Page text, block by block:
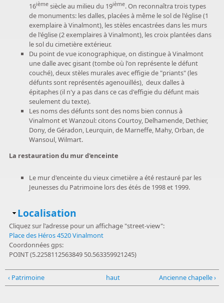
16ième siècle au milieu du 19ième. On reconnaîtra trois types
de monuments: les dalles, placées à même le sol de l'église (1
exemplaire à Vinalmont), les stèles encastrées dans les murs
de l'église (2 exemplaires à Vinalmont), les croix plantées dans
le sol du cimetière extérieur.
Du point de vue iconographique, on distingue à Vinalmont
une dalle avec gisant (tombe où l'on représente le défunt
couché), deux stèles murales avec effigie de "priants" (les
défunts sont représentés agenouillés), deux dalles à
épitaphes (il n'y a pas dans ce cas d'effigie du défunt mais
seulement du texte).
Les noms des défunts sont des noms bien connus à
Vinalmont et Wanzoul: citons Courtoy, Delhamende, Dethier,
Dony, de Géradon, Leurquin, de Marneffe, Mahy, Orban, de
Wansoul, Wilmart.
La restauration du mur d'enceinte
Le mur d'enceinte du vieux cimetière a été restauré par les
Jeunesses du Patrimoine lors des étés de 1998 et 1999.
Masquer
Localisation
Cliquez sur l'adresse pour un affichage "street-view":
Place des Héros 4520 Vinalmont
Coordonnées gps:
POINT (5.2258112563849 50.563359921245)
‹ Patrimoine haut Ancienne chapelle ›